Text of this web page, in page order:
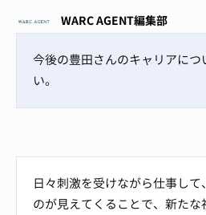
WARC AGENT編集部
今後の豊田さんのキャリアにつ
い。
日々刺激を受けながら仕事し
のが見えてくることで、新た